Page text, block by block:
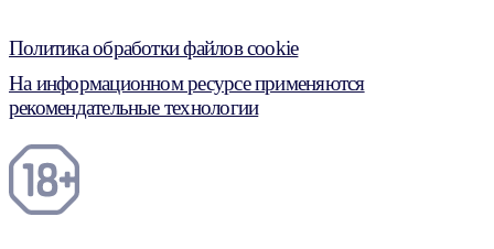
Политика обработки файлов cookie
На информационном ресурсе применяются
рекомендательные технологии